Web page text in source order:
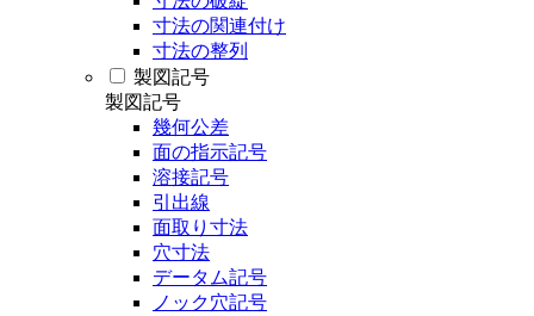
寸法の関連付け
寸法の整列
製図記号
製図記号
幾何公差
面の指示記号
溶接記号
引出線
面取り寸法
穴寸法
データム記号
ノック穴記号